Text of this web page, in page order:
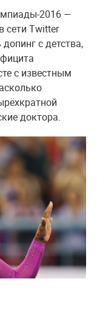
2016 —
сети Twitter
с детства,
с известным
доктора.